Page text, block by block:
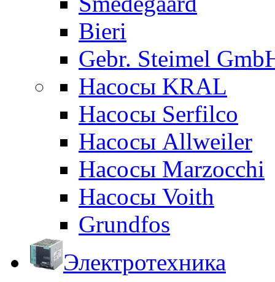
Bieri
Gebr. Steimel
Насосы KRAL
Насосы Serfilco
Насосы Allweiler
Насосы Marzocchi
Насосы Voith
Grundfos
Электротехника